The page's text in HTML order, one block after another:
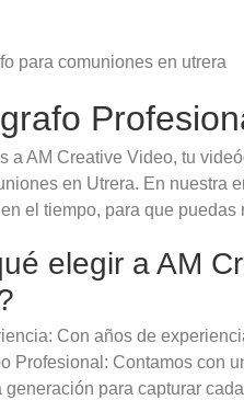
a AM Creative Video, tu
en Utrera. En nuestra
el tiempo, para que
elegir a AM
Con años de
Profesional: Contamos con
generación para capturar